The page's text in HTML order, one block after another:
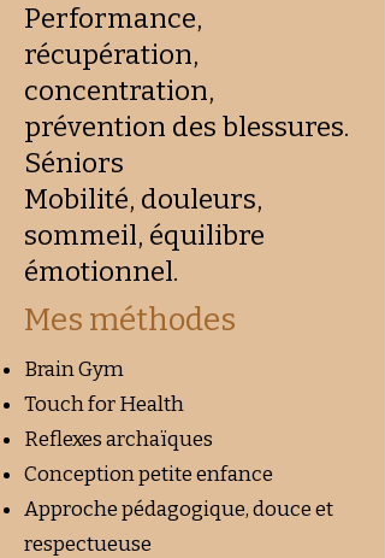
Performance,
récupération,
concentration,
prévention des blessures.
Séniors
Mobilité, douleurs,
sommeil, équilibre
émotionnel.
Mes méthodes
Brain Gym
Touch for Health
Reflexes archaïques
Conception petite enfance
Approche pédagogique, douce et
respectueuse